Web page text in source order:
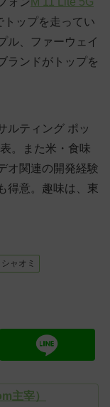
トップを走ってい
ル、ファーウェイ
ランドがトップを
ルティング ポッ
。また米・食味
オ関連の開発経験
得意。趣味は、東
シャオミ
主宰）